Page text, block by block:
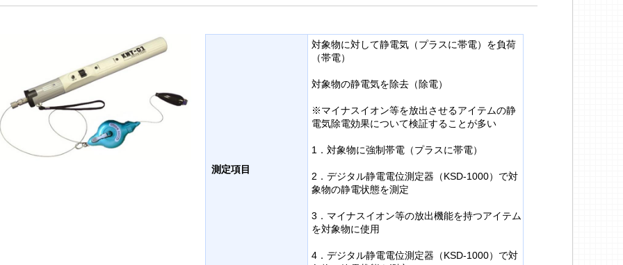
測定項目
対象物に対して静電気（プラスに帯電）を負荷
（帯電）
対象物の静電気を除去（除電）
※マイナスイオン等を放出させるアイテムの静
電気除電効果について検証することが多い
1．対象物に強制帯電（プラスに帯電）
2．デジタル静電電位測定器（KSD-1000）で対
象物の静電状態を測定
3．マイナスイオン等の放出機能を持つアイテム
を対象物に使用
4．デジタル静電電位測定器（KSD-1000）で対